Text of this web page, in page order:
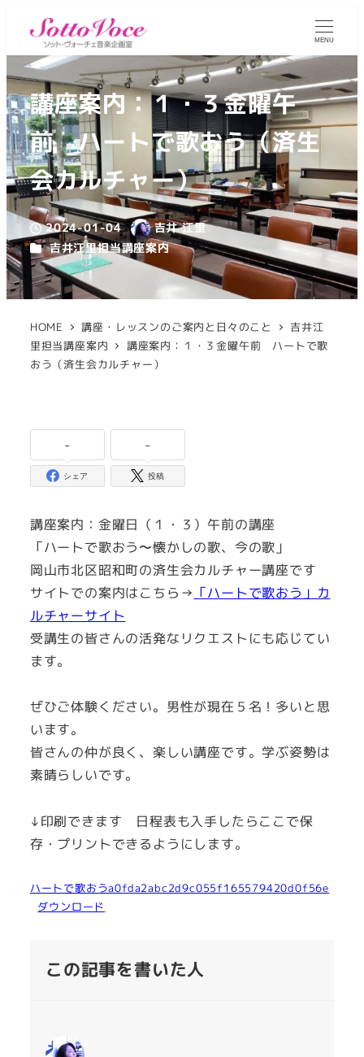
MENU
講座案内：１・３金曜午
前 ハートで歌おう（済生
会カルチャー）
投稿日
2024-01-04
著
者
吉井 江里
カテゴリー
吉井江里担当講座案内
HOME 講座・レッスンのご案内と日々のこと
吉井江
里担当講座案内
講座案内：１・３金曜午前 ハートで歌
おう（済生会カルチャー）
-
シェア
-
投稿
講座案内：金曜日（１・３）午前の講座
「ハートで歌おう〜懐かしの歌、今の歌」
岡山市北区昭和町の済生会カルチャー講座です
サイトでの案内はこちら→ 「ハートで歌おう」カ
ルチャーサイト
受講生の皆さんの活発なリクエストにも応じてい
ます。
ぜひご体験ください。男性が現在５名！多いと思
います。
皆さんの仲が良く、楽しい講座です。学ぶ姿勢は
素晴らしいです。
↓印刷できます 日程表も入手したらここで保
存・プリントできるようにします。
ハートで歌おうa0fda2abc2d9c055f165579420d0f56e
ダウンロード
この記事を書いた人